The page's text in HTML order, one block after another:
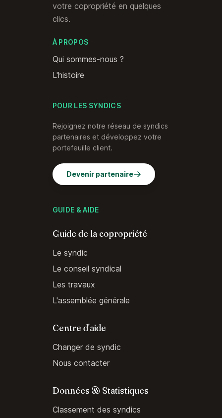
votre copropriété en quelques
clics.
À PROPOS
Qui sommes-nous ?
L'histoire
POUR LES SYNDICS
Rejoignez notre réseau de syndics
partenaires et développez votre
portefeuille client.
Devenir partenaire
GUIDE & AIDE
Guide de la copropriété
Le syndic
Le conseil syndical
Les travaux
L'assemblée générale
Centre d'aide
Changer de syndic
Nous contacter
Données & Statistiques
Classement des syndics